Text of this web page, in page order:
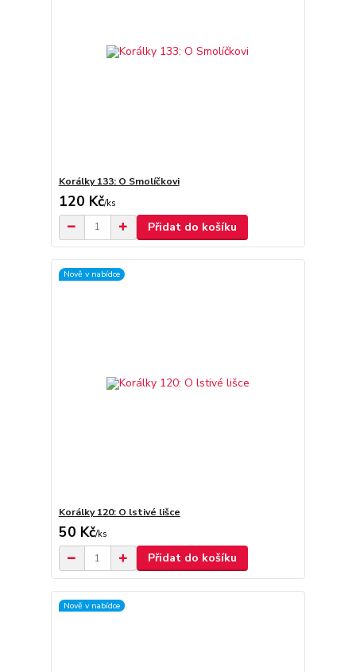
Korálky 133: O Smolíčkovi
120 Kč/ks
Přidat do košíku
Nově v nabídce
Korálky 120: O lstivé lišce
50 Kč/ks
Přidat do košíku
Nově v nabídce